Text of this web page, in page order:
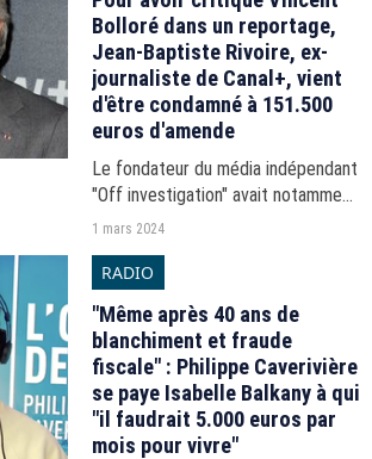
Bolloré dans un reportage,
Jean-Baptiste Rivoire, ex-
journaliste de Canal+, vient
d'être condamné à 151.500
euros d'amende
Le fondateur du média indépendant
"Off investigation" avait notamment
témoigné dans un portrait consacré
Prix albert Londres à Tristan
Waleckx.
1 mars 2024
RADIO
"Même après 40 ans de
blanchiment et fraude
fiscale" : Philippe Caverivière
se paye Isabelle Balkany à qui
"il faudrait 5.000 euros par
mois pour vivre"